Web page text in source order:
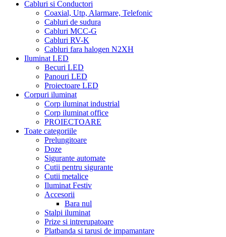
Cabluri si Conductori
Coaxial, Utp, Alarmare, Telefonic
Cabluri de sudura
Cabluri MCC-G
Cabluri RV-K
Cabluri fara halogen N2XH
Iluminat LED
Becuri LED
Panouri LED
Proiectoare LED
Corpuri iluminat
Corp iluminat industrial
Corp iluminat office
PROIECTOARE
Toate categoriile
Prelungitoare
Doze
Sigurante automate
Cutii pentru sigurante
Cutii metalice
Iluminat Festiv
Accesorii
Bara nul
Stalpi iluminat
Prize si intrerupatoare
Platbanda si tarusi de impamantare